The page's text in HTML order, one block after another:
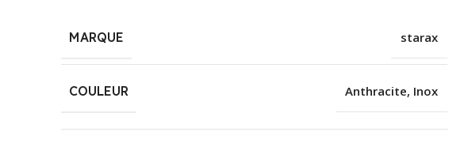
MARQUE starax
COULEUR Anthracite, Inox